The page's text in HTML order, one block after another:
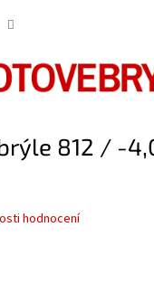
812 / -
hodnocení